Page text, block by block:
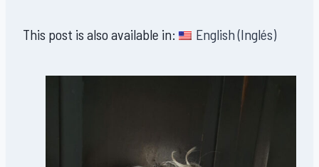
This post is also available in: English(Inglés)